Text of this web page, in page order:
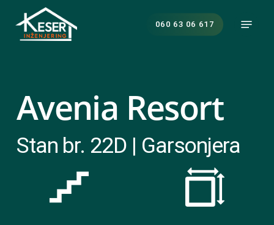
main
060 63 06 617
Avenia Resort
Stan br. 22D | Garsonjera